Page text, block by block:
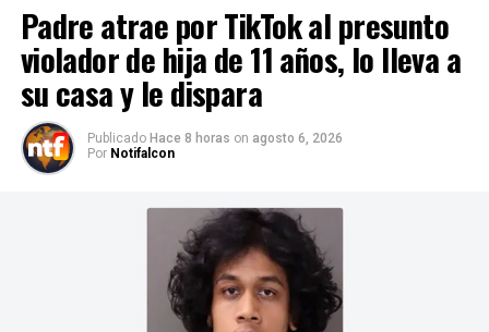
Padre atrae por TikTok al presunto
violador de hija de 11 años, lo lleva a
su casa y le dispara
Publicado Hace 8 horas on agosto 6, 2026
Por Notifalcon